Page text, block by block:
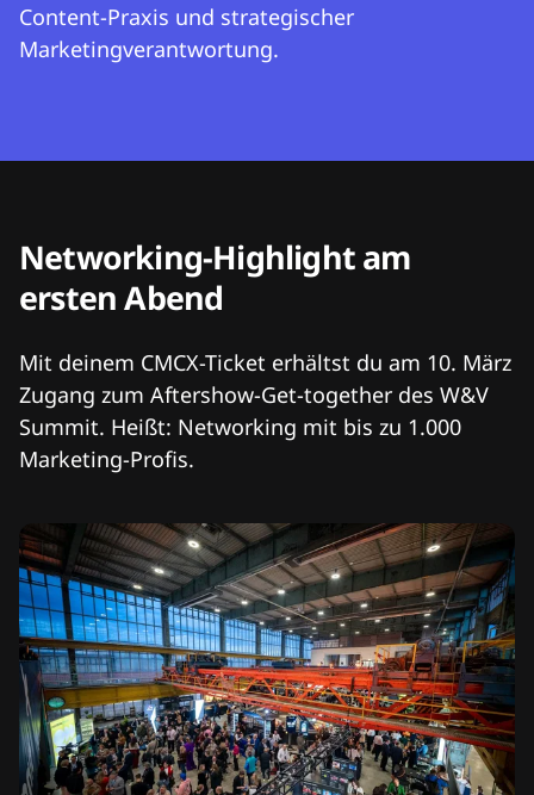
Content-Praxis und strategischer
Marketingverantwortung.
Networking-Highlight am
ersten Abend
Mit deinem CMCX-Ticket erhältst du am 10. März
Zugang zum Aftershow-Get-together des W&V
Summit. Heißt: Networking mit bis zu 1.000
Marketing-Profis.